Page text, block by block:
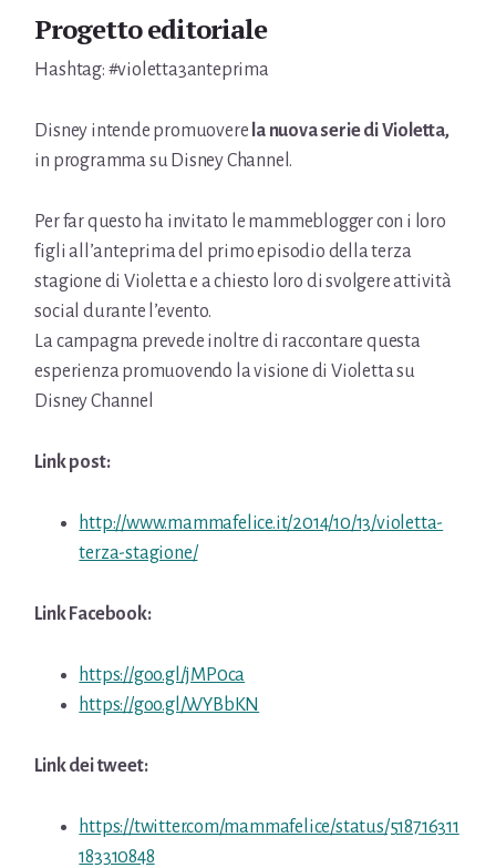
Progetto editoriale
Hashtag: #‎violetta3anteprima‬
Disney intende promuovere la nuova serie di Violetta,
in programma su Disney Channel.
Per far questo ha invitato le mammeblogger con i loro
figli all’anteprima del primo episodio della terza
stagione di Violetta e a chiesto loro di svolgere attività
social durante l’evento.
La campagna prevede inoltre di raccontare questa
esperienza promuovendo la visione di Violetta su
Disney Channel
Link post:
http://www.mammafelice.it/2014/10/13/violetta-
terza-stagione/
Link Facebook:
https://goo.gl/jMP0ca
https://goo.gl/WYBbKN
Link dei tweet:
https://twitter.com/mammafelice/status/518716311
183310848